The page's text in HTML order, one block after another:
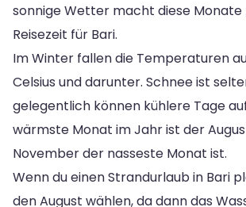
sonnige Wetter macht diese Monate
Reisezeit für Bari.
Im Winter fallen die Temperaturen
Celsius und darunter. Schnee ist
gelegentlich können kühlere Tage
wärmste Monat im Jahr ist der
November der nasseste Monat ist.
Wenn du einen Strandurlaub in Bari
den August wählen, da dann das